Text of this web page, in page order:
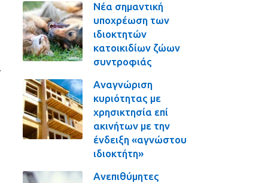
Νέα σημαντική
υποχρέωση των
ιδιοκτητών
κατοικιδίων ζώων
συντροφιάς
Αναγνώριση
κυριότητας με
χρησικτησία επί
ακινήτων με την
ένδειξη «αγνώστου
ιδιοκτήτη»
Ανεπιθύμητες